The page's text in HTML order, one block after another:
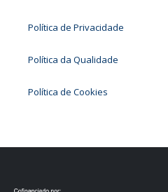
Política de Privacidade
Política da Qualidade
Política de Cookies